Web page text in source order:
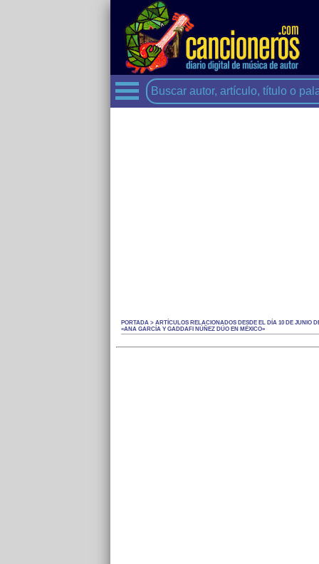
PORTADA > ARTÍCULOS RELACIONADOS DESDE EL DÍA 10 DE JUNIO
«ANA GARCÍA Y GADDAFI NÚÑEZ DÚO EN MÉXICO»